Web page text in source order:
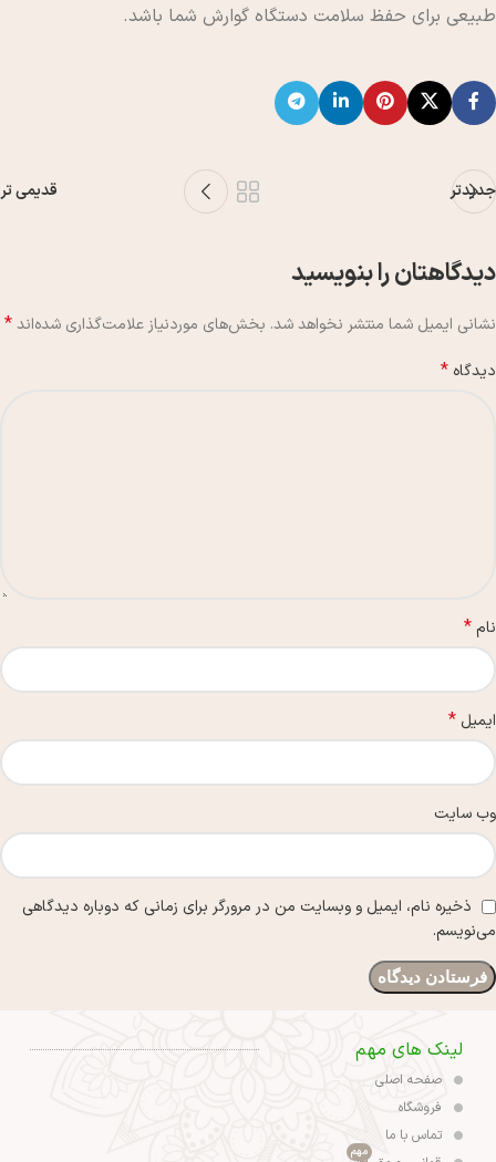
طبیعی برای حفظ سلامت دستگاه گوارش شما باشد.
جدیدتر قدیمی تر
دیدگاهتان را بنویسید
نشانی ایمیل شما منتشر نخواهد شد. بخش‌های موردنیاز علامت‌گذاری شده‌اند*
دیدگاه *
نام *
ایمیل *
وب‌ سایت
ذخیره نام، ایمیل و وبسایت من در مرورگر برای زمانی که دوباره دیدگاهی
می‌نویسم.
لینک های مهم
صفحه اصلی
فروشگاه
تماس با ما
مهم